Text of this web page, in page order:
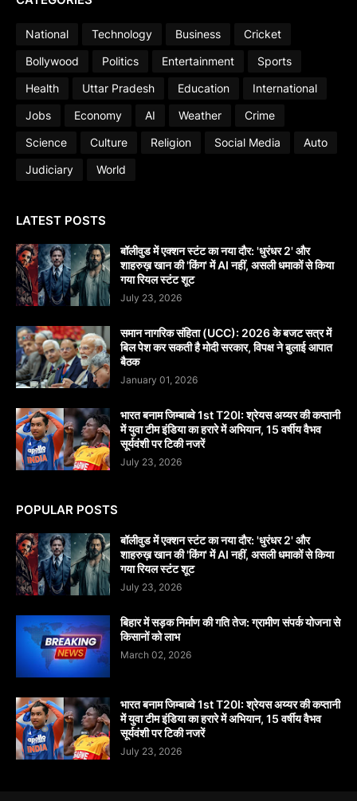
National Technology Business
Cricket
Bollywood
Politics Entertainment
Sports
Health
Uttar Pradesh Education
International
Jobs
Economy AI Weather
Crime
Science
Culture Religion Social Media
Auto
Judiciary
World
LATEST POSTS
बॉलीवुड में एक्शन स्टंट का नया दौर: 'धुरंधर 2' और
शाहरुख़ खान की 'किंग' में AI नहीं, असली धमाकों से किया
गया रियल स्टंट शूट
July 23, 2026
समान नागरिक संहिता (UCC): 2026 के बजट सत्र में
बिल पेश कर सकती है मोदी सरकार, विपक्ष ने बुलाई आपात
बैठक
January 01, 2026
भारत बनाम जिम्बाब्वे 1st T20I: श्रेयस अय्यर की कप्तानी
में युवा टीम इंडिया का हरारे में अभियान, 15 वर्षीय वैभव
सूर्यवंशी पर टिकी नजरें
July 23, 2026
POPULAR POSTS
बॉलीवुड में एक्शन स्टंट का नया दौर: 'धुरंधर 2' और
शाहरुख़ खान की 'किंग' में AI नहीं, असली धमाकों से किया
गया रियल स्टंट शूट
July 23, 2026
बिहार में सड़क निर्माण की गति तेज: ग्रामीण संपर्क योजना से
किसानों को लाभ
March 02, 2026
भारत बनाम जिम्बाब्वे 1st T20I: श्रेयस अय्यर की कप्तानी
में युवा टीम इंडिया का हरारे में अभियान, 15 वर्षीय वैभव
सूर्यवंशी पर टिकी नजरें
July 23, 2026